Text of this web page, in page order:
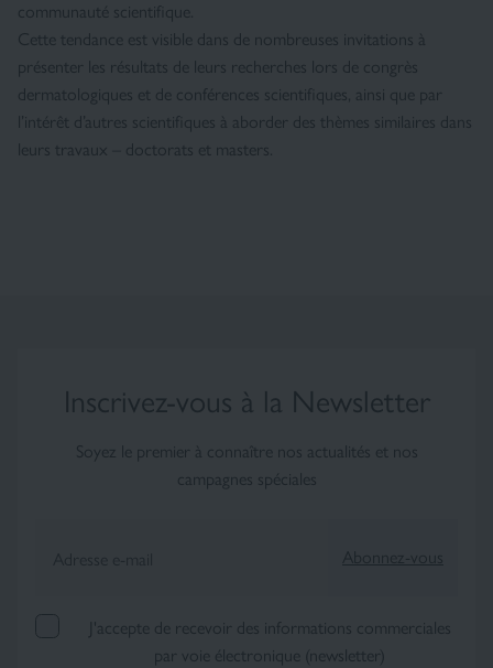
×
communauté scientifique.
Cette tendance est visible dans de nombreuses invitations à
présenter les résultats de leurs recherches lors de congrès
dermatologiques et de conférences scientifiques, ainsi que par
l’intérêt d’autres scientifiques à aborder des thèmes similaires dans
leurs travaux – doctorats et masters.
Inscrivez-vous à la Newsletter
Soyez le premier à connaître nos actualités et nos
campagnes spéciales
Abonnez-vous
J'accepte de recevoir des informations commerciales
par voie électronique (newsletter)